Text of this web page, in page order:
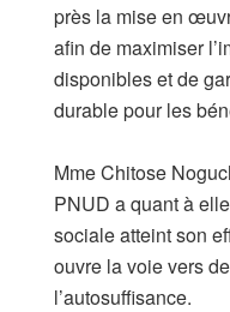
près la mise en
afin de maximiser
disponibles et de
durable pour les
​Mme Chitose
PNUD a quant à
sociale atteint son
ouvre la voie vers
l’autosuffisance.